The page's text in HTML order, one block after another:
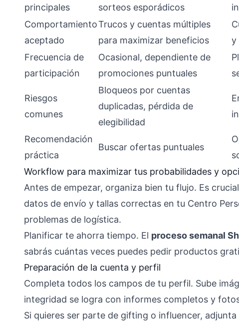
principales
sorteos esporádicos
Comportamiento
aceptado
Trucos y cuentas múltiples
para maximizar beneficios
y
Frecuencia de
participación
Ocasional, dependiente de
promociones puntuales
Riesgos
comunes
Bloqueos por cuentas
duplicadas, pérdida de
elegibilidad
Recomendación
práctica
Buscar ofertas puntuales
Workflow para maximizar tus probabilidades y
Antes de empezar, organiza bien tu flujo. Es
datos de envío y tallas correctas en tu Centro
problemas de logística.
Planificar te ahorra tiempo. El proceso semanal
sabrás cuántas veces puedes pedir productos
Preparación de la cuenta y perfil
Completa todos los campos de tu perfil. Sube
integridad se logra con informes completos y
Si quieres ser parte de gifting o influencer,